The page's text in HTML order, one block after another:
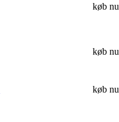
køb nu
køb nu
køb nu